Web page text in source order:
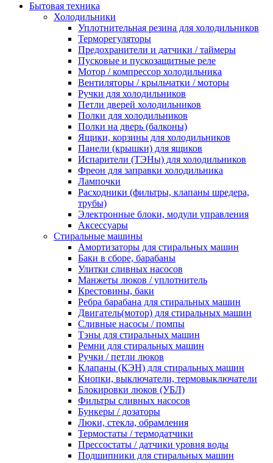
Бытовая техника
Холодильники
Уплотнительная резина для холодильников
Терморегуляторы
Предохранители и датчики / таймеры
Пусковые и пускозащитные реле
Мотор / компрессор холодильника
Вентиляторы / крыльчатки / моторы
Ручки для холодильников
Петли дверей холодильников
Полки для холодильников
Полки на дверь (балконы)
Ящики, корзины для холодильников
Панели (крышки) для ящиков
Испарители (ТЭНы) для холодильников
Фреон для заправки холодильника
Лампочки
Расходники (фильтры, клапаны шредера,
трубы)
Электронные блоки, модули управления
Аксессуары
Стиральные машины
Амортизаторы для стиральных машин
Баки в сборе, барабаны
Улитки сливных насосов
Манжеты люков / уплотнитель
Крестовины, баки
Ребра барабана для стиральных машин
Двигатель(мотор) для стиральных машин
Сливные насосы / помпы
Тэны для стиральных машин
Ремни для стиральных машин
Ручки / петли люков
Клапаны (КЭН) для стиральных машин
Кнопки, выключатели, термовыключатели
Блокировки люков (УБЛ)
Фильтры сливных насосов
Бункеры / дозаторы
Люки, стекла, обрамления
Термостаты / термодатчики
Прессостаты / датчики уровня воды
Подшипники для стиральных машин